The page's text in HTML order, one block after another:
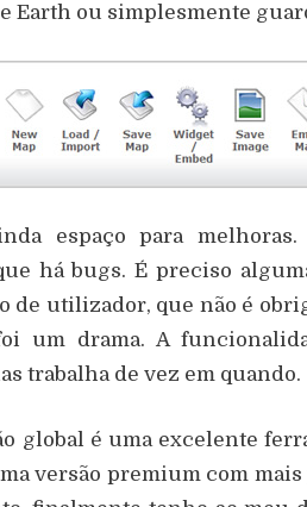
Earth ou simplesmente
espaço para
há bugs. É preciso
de utilizador, que não é
um drama. A
trabalha de vez em quando.
global é uma excelente
versão premium com